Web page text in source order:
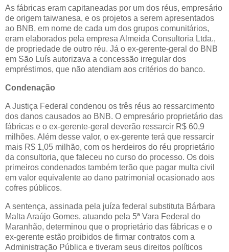
As fábricas eram capitaneadas por um dos réus, empresário
de origem taiwanesa, e os projetos a serem apresentados
ao BNB, em nome de cada um dos grupos comunitários,
eram elaborados pela empresa Almeida Consultoria Ltda.,
de propriedade de outro réu. Já o ex-gerente-geral do BNB
em São Luís autorizava a concessão irregular dos
empréstimos, que não atendiam aos critérios do banco.
Condenação
A Justiça Federal condenou os três réus ao ressarcimento
dos danos causados ao BNB. O empresário proprietário das
fábricas e o ex-gerente-geral deverão ressarcir R$ 60,9
milhões. Além desse valor, o ex-gerente terá que ressarcir
mais R$ 1,05 milhão, com os herdeiros do réu proprietário
da consultoria, que faleceu no curso do processo. Os dois
primeiros condenados também terão que pagar multa civil
em valor equivalente ao dano patrimonial ocasionado aos
cofres públicos.
A sentença, assinada pela juíza federal substituta Bárbara
Malta Araújo Gomes, atuando pela 5ª Vara Federal do
Maranhão, determinou que o proprietário das fábricas e o
ex-gerente estão proibidos de firmar contratos com a
Administração Pública e tiveram seus direitos políticos